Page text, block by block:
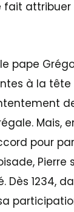
fait attribuer
le pape
à la tête
Mais,
pour
Pierre
Dès 1234,